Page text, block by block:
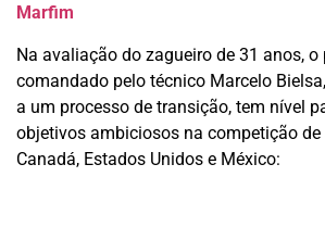
Marfim
Na avaliação do zagueiro de 31 anos, o
comandado pelo técnico Marcelo
a um processo de transição, tem nível
objetivos ambiciosos na competição de
Canadá, Estados Unidos e México: